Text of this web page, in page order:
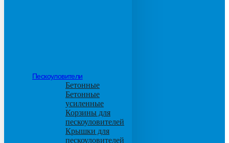
Пескоуловители
Бетонные
Бетонные
усиленные
Корзины для
пескоуловителей
Крышки для
пескоуловителей